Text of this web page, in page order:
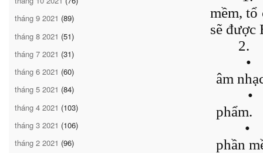
tháng 9 2021 (89)
tháng 8 2021 (51)
tháng 7 2021 (31)
tháng 6 2021 (60)
tháng 5 2021 (84)
tháng 4 2021 (103)
tháng 3 2021 (106)
tháng 2 2021 (96)
mềm,
sẽ được
2.
•
âm
•
phẩm.
•
phần